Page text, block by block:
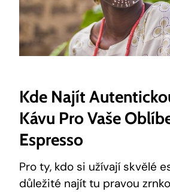
Kde Najít
Kávu Pro Vaše
Espresso
Pro ty, kdo si užívají skvělé
důležité najít tu pravou